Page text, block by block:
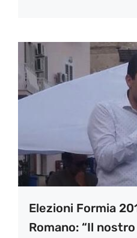
Elezioni Formia
Romano: “Il